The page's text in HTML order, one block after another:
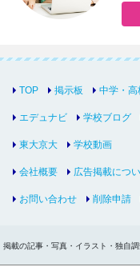
TOP 掲示板 中学・高
エデュナビ 学校ブログ
東大京大 学校動画
会社概要 広告掲載につ
お問い合わせ 削除申請
掲載の記事・写真・イラスト・独自